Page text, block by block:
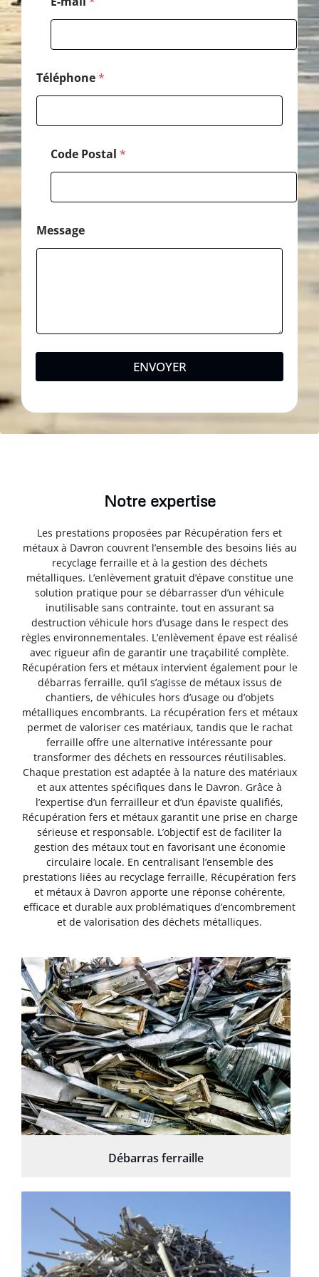
o
n
e
*
Téléphone*
Code Postal *
Message
ENVOYER
Notre expertise
Les prestations proposées par Récupération fers et
métaux à Davron couvrent l’ensemble des besoins liés au
recyclage ferraille et à la gestion des déchets
métalliques. L’enlèvement gratuit d’épave constitue une
solution pratique pour se débarrasser d’un véhicule
inutilisable sans contrainte, tout en assurant sa
destruction véhicule hors d’usage dans le respect des
règles environnementales. L’enlèvement épave est réalisé
avec rigueur afin de garantir une traçabilité complète.
Récupération fers et métaux intervient également pour le
débarras ferraille, qu’il s’agisse de métaux issus de
chantiers, de véhicules hors d’usage ou d’objets
métalliques encombrants. La récupération fers et métaux
permet de valoriser ces matériaux, tandis que le rachat
ferraille offre une alternative intéressante pour
transformer des déchets en ressources réutilisables.
Chaque prestation est adaptée à la nature des matériaux
et aux attentes spécifiques dans le Davron. Grâce à
l’expertise d’un ferrailleur et d’un épaviste qualifiés,
Récupération fers et métaux garantit une prise en charge
sérieuse et responsable. L’objectif est de faciliter la
gestion des métaux tout en favorisant une économie
circulaire locale. En centralisant l’ensemble des
prestations liées au recyclage ferraille, Récupération fers
et métaux à Davron apporte une réponse cohérente,
efficace et durable aux problématiques d’encombrement
et de valorisation des déchets métalliques.
Débarras ferraille